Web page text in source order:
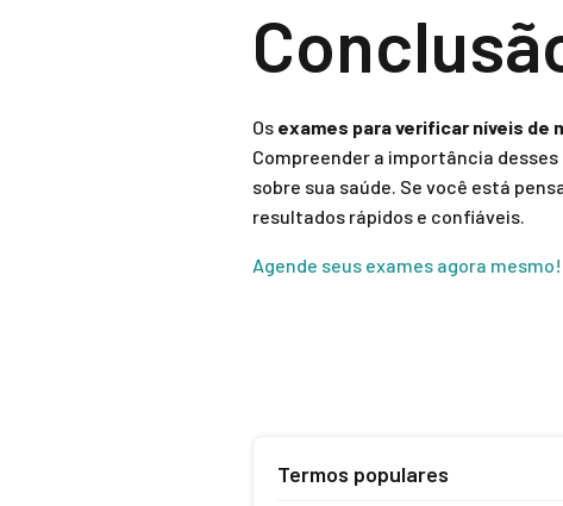
Os exames para verificar níveis de
Compreender a importância
sobre sua saúde. Se você está
resultados rápidos e confiáveis.
Agende seus exames agora mesmo!
Termos populares